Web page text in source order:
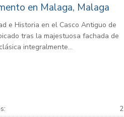
en Malaga, Malaga
e Historia en el Casco Antiguo de
tras la majestuosa fachada de
integralmente...
2